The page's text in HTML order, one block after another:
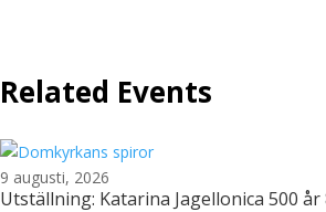
Related Events
9 augusti, 2026
Utställning: Katarina Jagellonica 500 år